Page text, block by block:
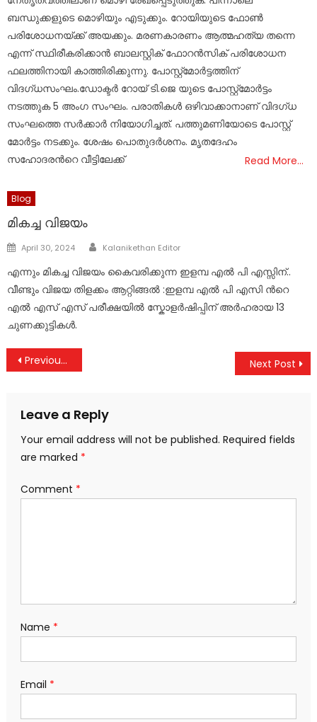
ബന്ധുക്കളുടെ മൊഴിയും എടുക്കും. റോയിയുടെ ഫോൺ
പരിശോധനയ്ക്ക് അയക്കും. മരണകാരണം ആത്മഹത്യ തന്നെ
എന്ന് സ്ഥിരീകരിക്കാൻ ബാലസ്റ്റിക് ഫോറൻസിക് പരിശോധന
ഫലത്തിനായി കാത്തിരിക്കുന്നു. പോസ്റ്റ്മോർട്ടത്തിന്
വിദഗ്ധസംഘം.ഡോക്ടർ റോയ് ടി.ജെ യുടെ പോസ്റ്റ്മോർട്ടം
നടത്തുക 5 അംഗ സംഘം. പരാതികൾ ഒഴിവാക്കാനാണ് വിദഗ്ധ
സംഘത്തെ സർക്കാർ നിയോഗിച്ചത്. പത്തുമണിയോടെ പോസ്റ്റ്
മോർട്ടം നടക്കും. ശേഷം പൊതുദർശനം. മൃതദേഹം
സഹോദരൻറെ വീട്ടിലേക്ക്
Read More…
Blog
മികച്ച വിജയം
Posted
April 30, 2024 Author
Kalanikethan Editor
എന്നും മികച്ച വിജയം കൈവരിക്കുന്ന ഇളമ്പ എൽ പി എസ്സിന്..
വീണ്ടും വിജയ തിളക്കം ആറ്റിങ്ങൽ :ഇളമ്പ എൽ പി എസി ന്‍റെ
എൽ എസ് എസ് പരീക്ഷയിൽ സ്കോളർഷിപ്പിന് അർഹരായ 13
ചുണക്കുട്ടികൾ.
Post
Previous Post Next Post
Leave a Reply
Your email address will not be published. Required fields
are marked *
Comment *
Name *
Email *